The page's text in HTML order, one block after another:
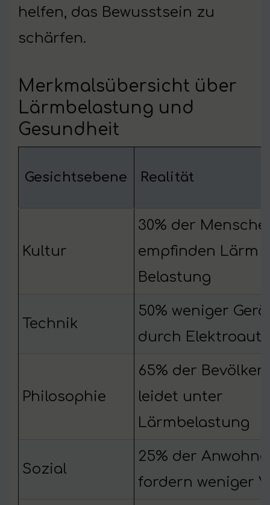
helfen, das Bewusstsein zu
schärfen.
Merkmalsübersicht über
Lärmbelastung und
Gesundheit
Gesichtsebene Realität
Kultur
30% der
empfinden Lärm
Belastung
Technik
50% weniger
durch
Philosophie
65% der
leidet unter
Lärmbelastung
Sozial
25% der
fordern weniger